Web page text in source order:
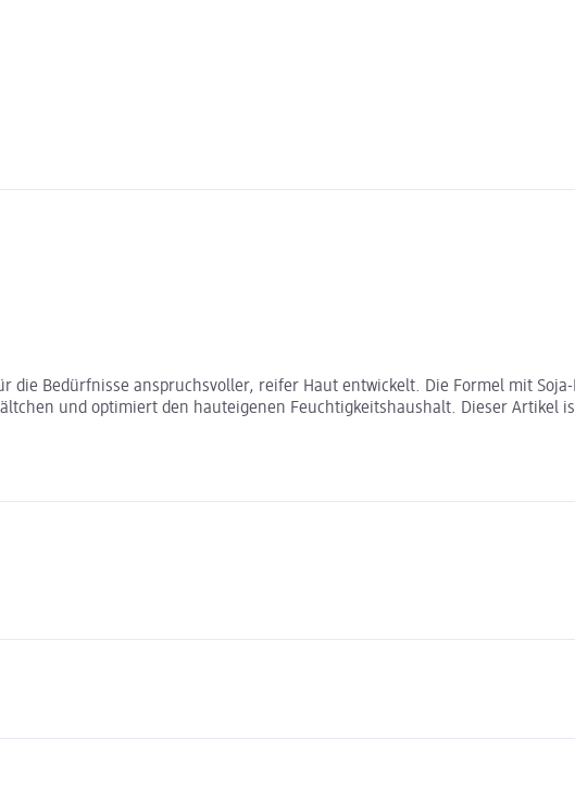
die Bedürfnisse anspruchsvoller, reifer Haut entwickelt. Die Formel mit
und optimiert den hauteigenen Feuchtigkeitshaushalt. Dieser Artikel